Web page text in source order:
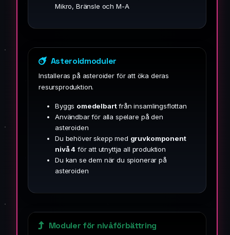
Mikro, Bränsle och M-A
Asteroidmoduler
Installeras på asteroider för att öka deras
resursproduktion.
Byggs omedelbartfrån insamlingsflottan
Användbar för alla spelare på den
asteroiden
Du behöver skepp med gruvkomponent
nivå 4 för att utnyttja all produktion
Du kan se dem när du spionerar på
asteroiden
Moduler för nivåförbättring